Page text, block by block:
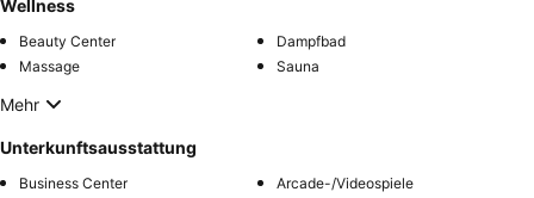
Wellness
Beauty Center
Dampfbad
Massage
Sauna
Mehr
Unterkunftsausstattung
Business Center
Arcade-/Videospiele